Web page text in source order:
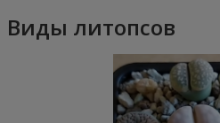
Виды литопсов